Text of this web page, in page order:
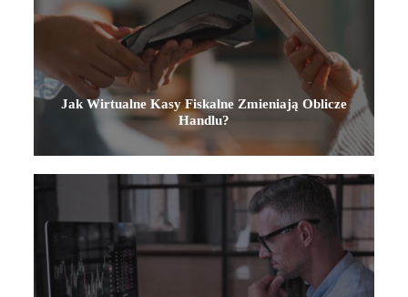
Jak Wirtualne Kasy Fiskalne Zmieniają Oblicze
Handlu?